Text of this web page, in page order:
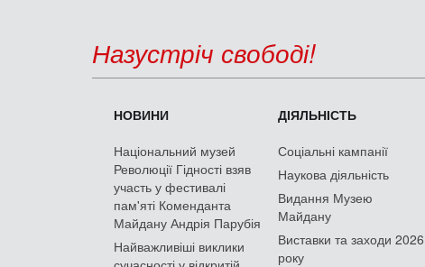
Назустріч свободі!
НОВИНИ
Національний музей
Революції Гідності взяв
участь у фестивалі
пам'яті Коменданта
Майдану Андрія Парубія
Найважливіші виклики
ДІЯЛЬНІСТЬ
Соціальні кампанії
Наукова діяльність
Видання Музею
Майдану
Виставки та заходи 2026
року